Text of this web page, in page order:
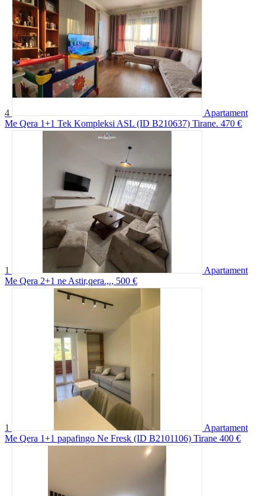
4
Apartament
Me Qera 1+1 Tek Kompleksi ASL (ID B210637) Tirane. 470 €
1
Apartament
Me Qera 2+1 ne Astir,qera.,., 500 €
1
Apartament
Me Qera 1+1 papafingo Ne Fresk (ID B2101106) Tirane 400 €